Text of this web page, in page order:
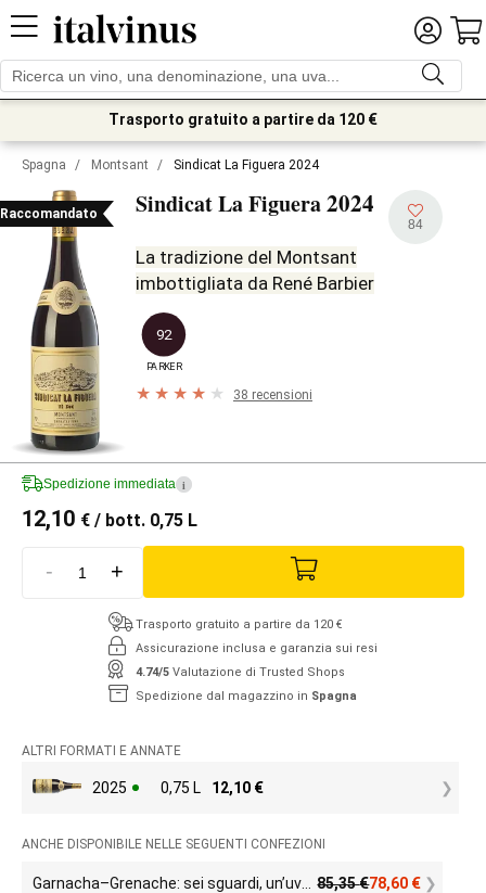
Trasporto gratuito a partire da 120 €
Spagna / Montsant / Sindicat La Figuera 2024
Raccomandato Sindicat La Figuera2024
84
La tradizione del Montsant
imbottigliata da René Barbier
92
PARKER
38 recensioni
Spedizione immediata i
12,10 € / bott. 0,75 L
- +
Trasporto gratuito a partire da 120 €
Assicurazione inclusa e garanzia sui resi
4.74/5 Valutazione di Trusted Shops
Spedizione dal magazzino in Spagna
ALTRI FORMATI E ANNATE
2025 0,75 L 12,10 €
ANCHE DISPONIBILE NELLE SEGUENTI CONFEZIONI
85,35€78,60 €